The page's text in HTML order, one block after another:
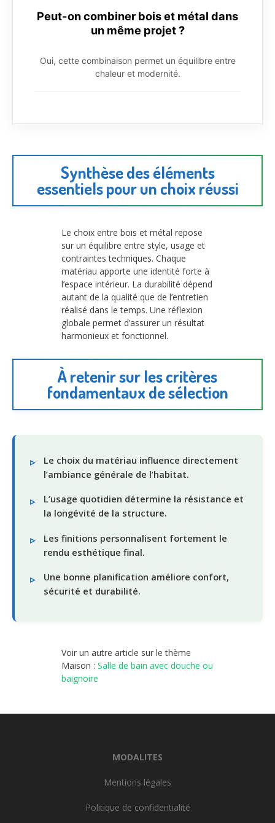
Peut-on combiner bois et métal dans
un même projet ?
Oui, cette combinaison permet un équilibre entre
chaleur et modernité.
Synthèse des éléments
essentiels pour un choix réussi
Le choix entre bois et métal repose
sur un équilibre entre style, usage et
contraintes techniques. Chaque
matériau apporte une identité forte à
l’espace intérieur. La durabilité dépend
autant de la qualité que de l’entretien
réalisé dans le temps. Une réflexion
globale permet d’assurer un résultat
harmonieux et fonctionnel.
À retenir sur les critères
fondamentaux de sélection
Le choix du matériau influence directement
l’ambiance générale de l’habitat.
L’usage quotidien détermine la résistance et
la longévité de la structure.
Les finitions personnalisent fortement le
rendu esthétique final.
Une bonne planification améliore confort,
sécurité et durabilité.
Voir un autre article sur le thème
Maison : Salle de bain avec douche ou
baignoire
MODALITES
Mentions légales
Politique de confidentialité